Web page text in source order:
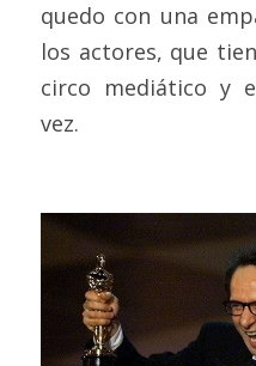
quedo con una
los actores, que
circo mediático y
vez.